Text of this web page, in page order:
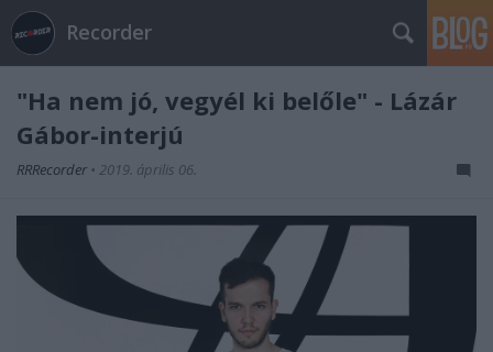
Recorder
"Ha nem jó, vegyél ki belőle" - Lázár
Gábor-interjú
RRRecorder • 2019. április 06.